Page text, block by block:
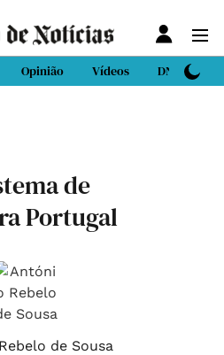
Opinião Vídeos DN Sport
de
Portugal
de Sousa